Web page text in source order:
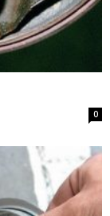
0